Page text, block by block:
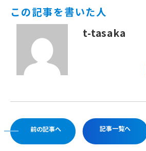
この記事を書いた人
t-tasaka
前の記事へ 記事一覧へ